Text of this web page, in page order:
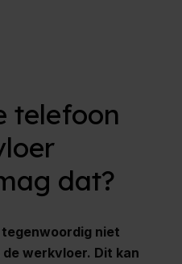
telefoon
dat?
niet
werkvloer. Dit kan